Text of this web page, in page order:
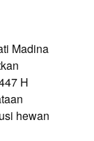
Madina
H
hewan